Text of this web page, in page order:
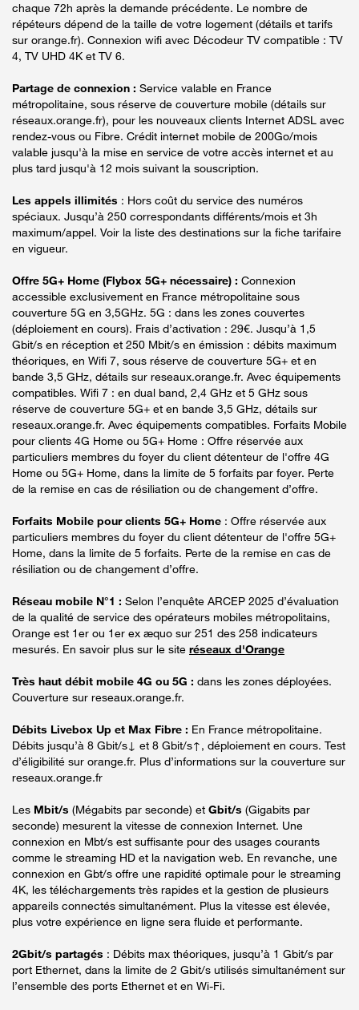
chaque 72h après la demande précédente. Le nombre de
répéteurs dépend de la taille de votre logement (détails et tarifs
sur orange.fr). Connexion wifi avec Décodeur TV compatible : TV
4, TV UHD 4K et TV 6.
Partage de connexion : Service valable en France
métropolitaine, sous réserve de couverture mobile (détails sur
réseaux.orange.fr), pour les nouveaux clients Internet ADSL avec
rendez-vous ou Fibre. Crédit internet mobile de 200Go/mois
valable jusqu'à la mise en service de votre accès internet et au
plus tard jusqu'à 12 mois suivant la souscription.
Les appels illimités : Hors coût du service des numéros
spéciaux. Jusqu’à 250 correspondants différents/mois et 3h
maximum/appel. Voir la liste des destinations sur la fiche tarifaire
en vigueur.
Offre 5G+ Home (Flybox 5G+ nécessaire) : Connexion
accessible exclusivement en France métropolitaine sous
couverture 5G en 3,5GHz. 5G : dans les zones couvertes
(déploiement en cours). Frais d’activation : 29€. Jusqu’à 1,5
Gbit/s en réception et 250 Mbit/s en émission : débits maximum
théoriques, en Wifi 7, sous réserve de couverture 5G+ et en
bande 3,5 GHz, détails sur reseaux.orange.fr. Avec équipements
compatibles. Wifi 7 : en dual band, 2,4 GHz et 5 GHz sous
réserve de couverture 5G+ et en bande 3,5 GHz, détails sur
reseaux.orange.fr. Avec équipements compatibles. Forfaits Mobile
pour clients 4G Home ou 5G+ Home : Offre réservée aux
particuliers membres du foyer du client détenteur de l'offre 4G
Home ou 5G+ Home, dans la limite de 5 forfaits par foyer. Perte
de la remise en cas de résiliation ou de changement d’offre.
Forfaits Mobile pour clients 5G+ Home : Offre réservée aux
particuliers membres du foyer du client détenteur de l'offre 5G+
Home, dans la limite de 5 forfaits. Perte de la remise en cas de
résiliation ou de changement d’offre.
Réseau mobile N°1 : Selon l’enquête ARCEP 2025 d’évaluation
de la qualité de service des opérateurs mobiles métropolitains,
Orange est 1er ou 1er ex æquo sur 251 des 258 indicateurs
mesurés. En savoir plus sur le site réseaux d'Orange
Très haut débit mobile 4G ou 5G : dans les zones déployées.
Couverture sur reseaux.orange.fr.
Débits Livebox Up et Max Fibre : En France métropolitaine.
Débits jusqu’à 8 Gbit/s↓ et 8 Gbit/s↑, déploiement en cours. Test
d’éligibilité sur orange.fr. Plus d’informations sur la couverture sur
reseaux.orange.fr
Les Mbit/s (Mégabits par seconde) et Gbit/s (Gigabits par
seconde) mesurent la vitesse de connexion Internet. Une
connexion en Mbt/s est suffisante pour des usages courants
comme le streaming HD et la navigation web. En revanche, une
connexion en Gbt/s offre une rapidité optimale pour le streaming
4K, les téléchargements très rapides et la gestion de plusieurs
appareils connectés simultanément. Plus la vitesse est élevée,
plus votre expérience en ligne sera fluide et performante.
2Gbit/s partagés : Débits max théoriques, jusqu’à 1 Gbit/s par
port Ethernet, dans la limite de 2 Gbit/s utilisés simultanément sur
l’ensemble des ports Ethernet et en Wi-Fi.